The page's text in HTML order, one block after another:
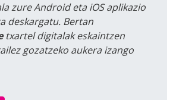
zure Android eta iOS aplikazio
deskargatu. Bertan
txartel digitalak eskaintzen
gozatzeko aukera izango